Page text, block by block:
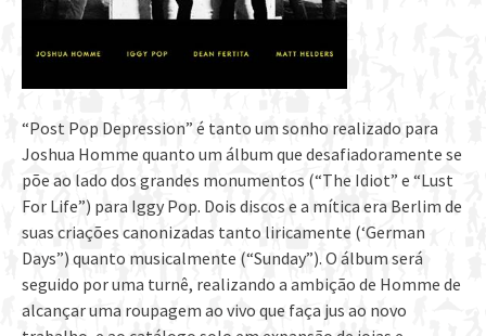
“Post Pop Depression” é tanto um sonho realizado para
Joshua Homme quanto um álbum que desafiadoramente se
põe ao lado dos grandes monumentos (“The Idiot” e “Lust
For Life”) para Iggy Pop. Dois discos e a mítica era Berlim de
suas criações canonizadas tanto liricamente (‘German
Days”) quanto musicalmente (“Sunday”). O álbum será
seguido por uma turnê, realizando a ambição de Homme de
alcançar uma roupagem ao vivo que faça jus ao novo